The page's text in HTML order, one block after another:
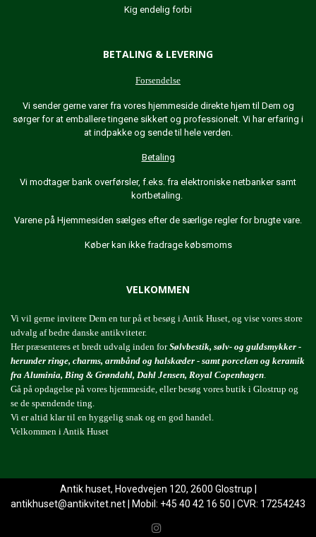
Kig endelig forbi
BETALING & LEVERING
Forsendelse
Vi sender gerne varer fra vores hjemmeside direkte hjem til Dem og
sørger for at emballere tingene sikkert og professionelt. Vi har erfaring i
at indpakke og sende til hele verden.
Betaling
Vi modtager bank overførsler, f.eks. fra elektroniske netbanker samt
kortbetaling.
Varene på Hjemmesiden sælges efter de særlige regler for brugte vare.
Køber kan ikke fradrage købsmoms
VELKOMMEN
Vi vil gerne invitere Dem en tur på et besøg i Antik Huset, og vise vores store
udvalg af bedre danske antikviteter.
Her præsenteres et bredt udvalg inden forSølvbestik, sølv- og guldsmykker -
herunder ringe, charms, armbånd og halskæder - samt porcelæn og keramik
fra Aluminia, Bing & Grøndahl, Dahl Jensen, Royal Copenhagen
Gå på opdagelse på vores hjemmeside, eller besøg vores butik i Glostrup og
se de spændende ting.
Vi er altid klar til en hyggelig snak og en god handel.
Velkommen i Antik Huset
Antik huset, Hovedvejen 120, 2600 Glostrup |
antikhuset@antikvitet.net| Mobil: +45 40 42 16 50 | CVR: 17254243